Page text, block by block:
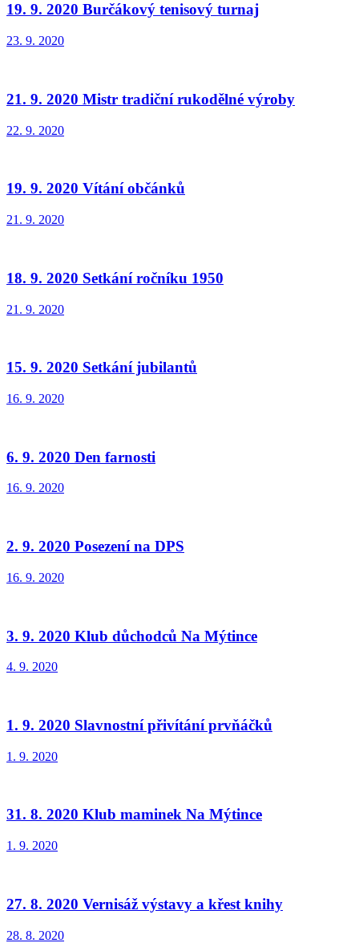
19. 9. 2020 Burčákový tenisový turnaj
23. 9. 2020
21. 9. 2020 Mistr tradiční rukodělné výroby
22. 9. 2020
19. 9. 2020 Vítání občánků
21. 9. 2020
18. 9. 2020 Setkání ročníku 1950
21. 9. 2020
15. 9. 2020 Setkání jubilantů
16. 9. 2020
6. 9. 2020 Den farnosti
16. 9. 2020
2. 9. 2020 Posezení na DPS
16. 9. 2020
3. 9. 2020 Klub důchodců Na Mýtince
4. 9. 2020
1. 9. 2020 Slavnostní přivítání prvňáčků
1. 9. 2020
31. 8. 2020 Klub maminek Na Mýtince
1. 9. 2020
27. 8. 2020 Vernisáž výstavy a křest knihy
28. 8. 2020